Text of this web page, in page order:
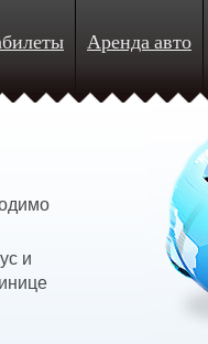
Аренда авто
и